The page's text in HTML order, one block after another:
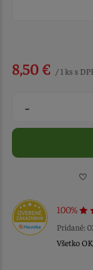
8,50 € / 1 ks s
-
100%
Pridané:
Všetko